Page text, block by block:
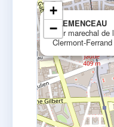
CLEMENCEAU
30 r marechal de
Clermont-Ferrand
+
−